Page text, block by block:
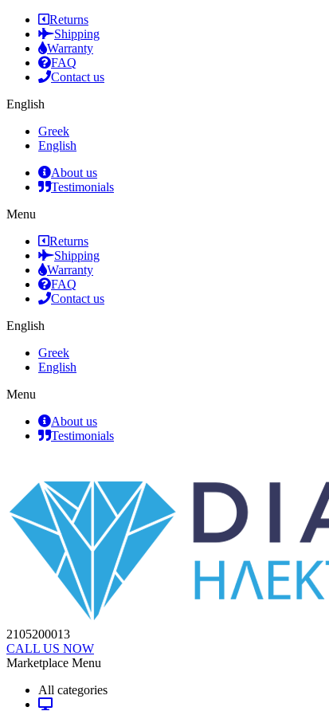
Returns
Shipping
Warranty
FAQ
Contact us
English
Greek
English
About us
Testimonials
Menu
Returns
Shipping
Warranty
FAQ
Contact us
English
Greek
English
Menu
About us
Testimonials
2105200013
CALL US NOW
Marketplace Menu
All categories